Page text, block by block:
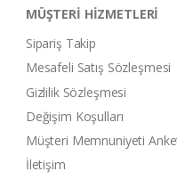
MÜŞTERİ HİZMETLERİ
Sipariş Takip
Mesafeli Satış Sözleşmesi
Gizlilik Sözleşmesi
Değişim Koşulları
Müşteri Memnuniyeti
İletişim